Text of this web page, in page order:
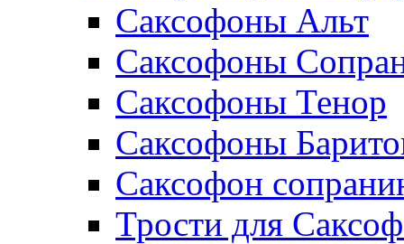
Саксофоны Альт
Саксофоны
Саксофоны Тенор
Саксофоны
Саксофон
Трости для